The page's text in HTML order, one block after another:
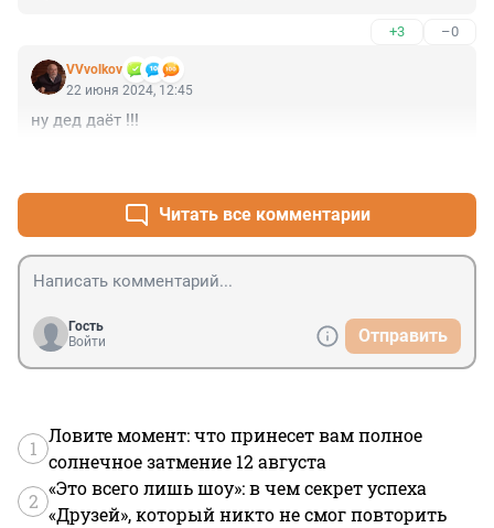
+3 –0
VVvolkov
22 июня 2024, 12:45
ну дед даёт !!!
Читать все комментарии
Гость
Войти
Отправить
1
Ловите момент: что принесет вам полное
солнечное затмение 12 августа
2
«Это всего лишь шоу»: в чем секрет успеха
«Друзей», который никто не смог повторить